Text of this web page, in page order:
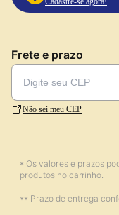
Frete e prazo
Não sei meu CEP
* Os valores e prazos
produtos no carrinho.
** Prazo de entrega